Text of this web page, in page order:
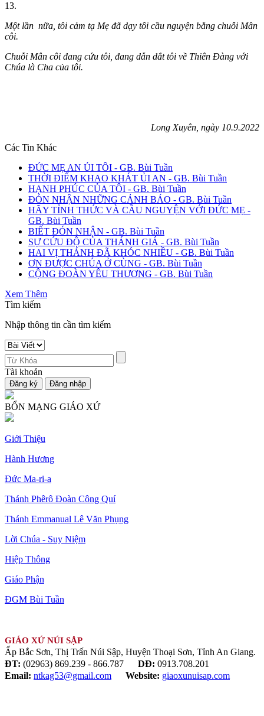
13.
Một lần nữa, tôi cảm tạ Mẹ đã dạy tôi cầu nguyện bằng chuỗi Mân
côi.
Chuỗi Mân côi đang cứu tôi, đang dẫn dắt tôi về Thiên Đàng với
Chúa là Cha của tôi.
Long Xuyên, ngày 10.9.2022
Các Tin Khác
ĐỨC MẸ AN ỦI TÔI - GB. Bùi Tuần
THỜI ĐIỂM KHAO KHÁT ỦI AN - GB. Bùi Tuần
HẠNH PHÚC CỦA TÔI - GB. Bùi Tuần
ĐÓN NHẬN NHỮNG CẢNH BÁO - GB. Bùi Tuần
HÃY TỈNH THỨC VÀ CẦU NGUYỆN VỚI ĐỨC MẸ -
GB. Bùi Tuần
BIẾT ĐÓN NHẬN - GB. Bùi Tuần
SỰ CỨU ĐỘ CỦA THÁNH GIÁ - GB. Bùi Tuần
HAI VỊ THÁNH ĐÃ KHÓC NHIỀU - GB. Bùi Tuần
ƠN ĐƯỢC CHÚA Ở CÙNG - GB. Bùi Tuần
CỘNG ĐOÀN YÊU THƯƠNG - GB. Bùi Tuần
Xem Thêm
Tìm kiếm
Nhập thông tin cần tìm kiếm
Tài khoản
BỔN MẠNG GIÁO XỨ
Giới Thiệu
Hành Hương
Đức Ma-ri-a
Thánh Phêrô Đoàn Công Quí
Thánh Emmanual Lê Văn Phụng
Lời Chúa - Suy Niệm
Hiệp Thông
Giáo Phận
ĐGM Bùi Tuần
GIÁO XỨ NÚI SẬP
Ấp Bắc Sơn, Thị Trấn Núi Sập, Huyện Thoại Sơn, Tỉnh An Giang.
ĐT: (02963) 869.239 - 866.787 DĐ: 0913.708.201
Email: ntkag53@gmail.com Website: giaoxunuisap.com